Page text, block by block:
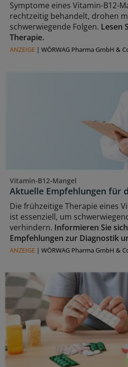
Symptome eines Vitamin-B12-
rechtzeitig behandelt, drohen
schwerwiegende Folgen. Lesen
Therapie.
ANZEIGE | WÖRWAG Pharma GmbH &
Vitamin-B12-Mangel
Aktuelle Empfehlungen für
Die frühzeitige Therapie eines
ist essenziell, um
verhindern. Informieren Sie
Empfehlungen zur Diagnostik
ANZEIGE | WÖRWAG Pharma GmbH &